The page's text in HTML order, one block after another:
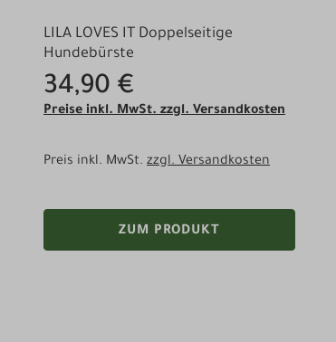
LILA LOVES IT Doppelseitige
Hundebürste
34,90 €
Preise inkl. MwSt. zzgl. Versandkosten
Preis inkl. MwSt. zzgl. Versandkosten
ZUM PRODUKT